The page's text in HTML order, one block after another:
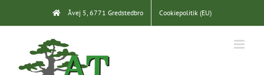
content
Åvej 5, 6771 Gredstedbro Cookiepolitik (EU)